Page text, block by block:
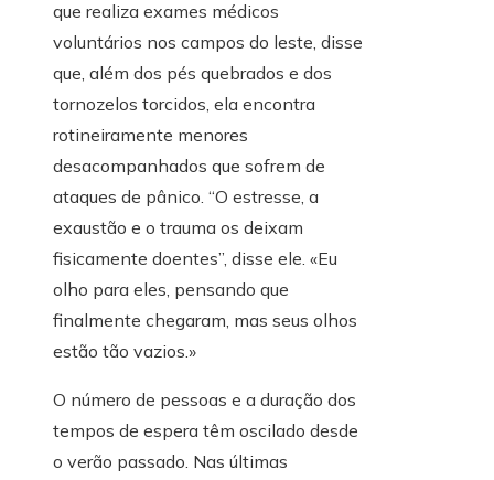
que realiza exames médicos
voluntários nos campos do leste, disse
que, além dos pés quebrados e dos
tornozelos torcidos, ela encontra
rotineiramente menores
desacompanhados que sofrem de
ataques de pânico. “O estresse, a
exaustão e o trauma os deixam
fisicamente doentes”, disse ele. «Eu
olho para eles, pensando que
finalmente chegaram, mas seus olhos
estão tão vazios.»
O número de pessoas e a duração dos
tempos de espera têm oscilado desde
o verão passado. Nas últimas